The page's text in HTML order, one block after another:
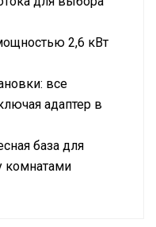
2,6 кВт
все
адаптер в
база для
комнатами